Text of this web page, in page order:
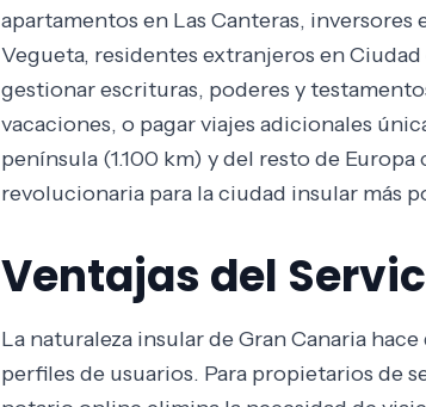
apartamentos en Las Canteras,
Vegueta, residentes extranjeros en
gestionar escrituras, poderes y
vacaciones, o pagar viajes adicionales
península (1.100 km) y del resto de
revolucionaria para la ciudad insular más
Ventajas del
La naturaleza insular de Gran Canaria
perfiles de usuarios. Para propietarios de